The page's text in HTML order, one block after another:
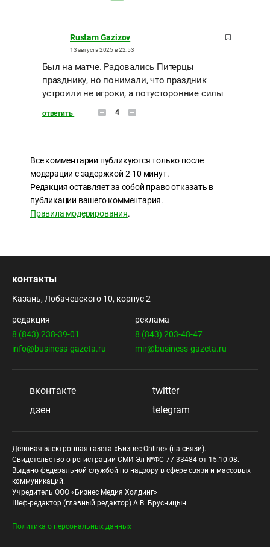
Rustam Gazizov
13 августа 2025 в 22:53
Был на матче. Радовались Питерцы
празднику, но понимали, что праздник
устроили не игроки, а потусторонние силы
ответить 4
Все комментарии публикуются только после
модерации с задержкой 2-10 минут.
Редакция оставляет за собой право отказать в
публикации вашего комментария.
Правила модерирования.
контакты
Казань, Лобачевского 10, корпус 2
редакция
8 (843) 238-39-01
info@business-gazeta.ru
реклама
8 (843) 203-48-47
mir@business-gazeta.ru
вконтакте
twitter
дзен
telegram
Деловая электронная газета «Бизнес Online» (на связи).
Свидетельство о регистрации СМИ Эл №ФС 77-33484 от 15.10.08.
Выдано федеральной службой по надзору в сфере связи и массовых
коммуникаций.
Учредитель ООО «Бизнес Медия Холдинг»
Шеф-редактор (главный редактор) А.В. Брусницын
Политика о персональных данных